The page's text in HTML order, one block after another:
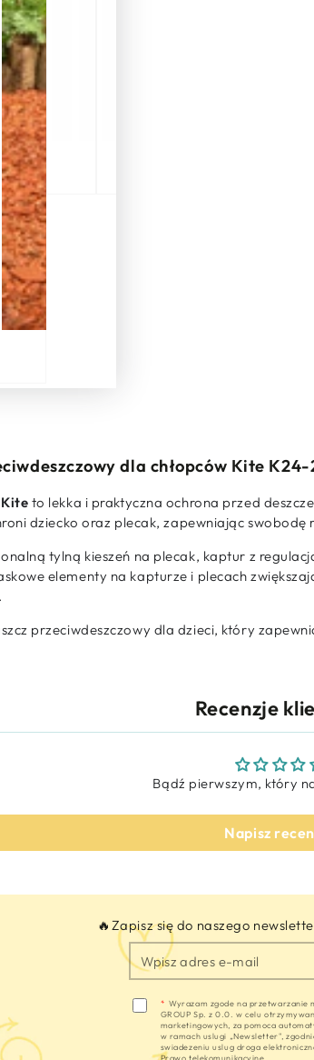
dla chłopców Kite
to lekka i praktyczna ochrona przed
dziecko oraz plecak, zapewniając
tylną kieszeń na plecak, kaptur z
elementy na kapturze i plecach
przeciwdeszczowy dla dzieci, który
Recenzje
Bądź pierwszym, który
Napisz
🔥Zapisz się do naszego
* Wyrazam zgode na przetwarzanie
GROUP Sp. z 0.0. w celu
marketingowych, za pomoca
w ramach uslugi „Newsletter",
swiadezeniu uslug droga
Prawo telekomunikacyjne.